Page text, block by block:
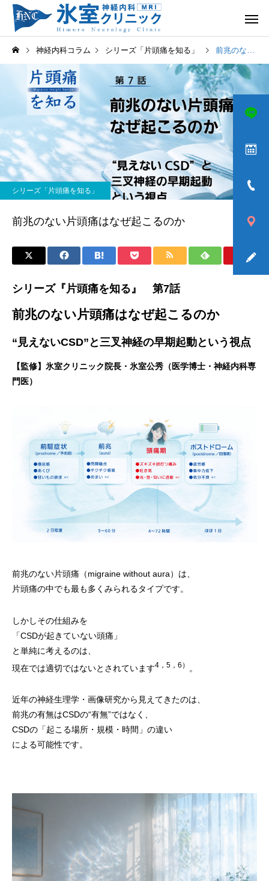
頭痛
神経内科コラム シリーズ「片頭痛を知る」 前兆のない片頭痛はなぜ起こるのか
シリーズ「片頭痛を知る」
前兆のない片頭痛はなぜ起こるのか
シリーズ『片頭痛を知る』 第7話
前兆のない片頭痛はなぜ起こるのか
“見えないCSD”と三叉神経の早期起動という視点
【監修】氷室クリニック院長・氷室公秀（医学博士・神経内科専
門医）
前兆のない片頭痛（migraine without aura）は、
片頭痛の中でも最も多くみられるタイプです。
しかしその仕組みを
「CSDが起きていない頭痛」
と単純に考えるのは、
現在では適切ではないとされています4，5，6） 。
近年の神経生理学・画像研究から見えてきたのは、
前兆の有無はCSDの“有無”ではなく、
CSDの「起こる場所・規模・時間」の違い
による可能性です。